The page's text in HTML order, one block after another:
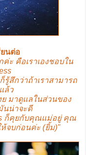
นต่อ
ะ คือเราเองชอบใน
รู้สึกว่าถ้าเราสามารถ
ล้ว
มาดูแลในส่วนของ
นน่าจะดี
ก็คุยกับคุณแม่อยู่ คุณ
ห้จบก่อนค่ะ (ยิ้ม)"